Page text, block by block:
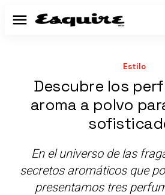
Menú
Estilo
Descubre los
aroma a polvo
En el universo de las
secretos aromáticos que
presentamos tres